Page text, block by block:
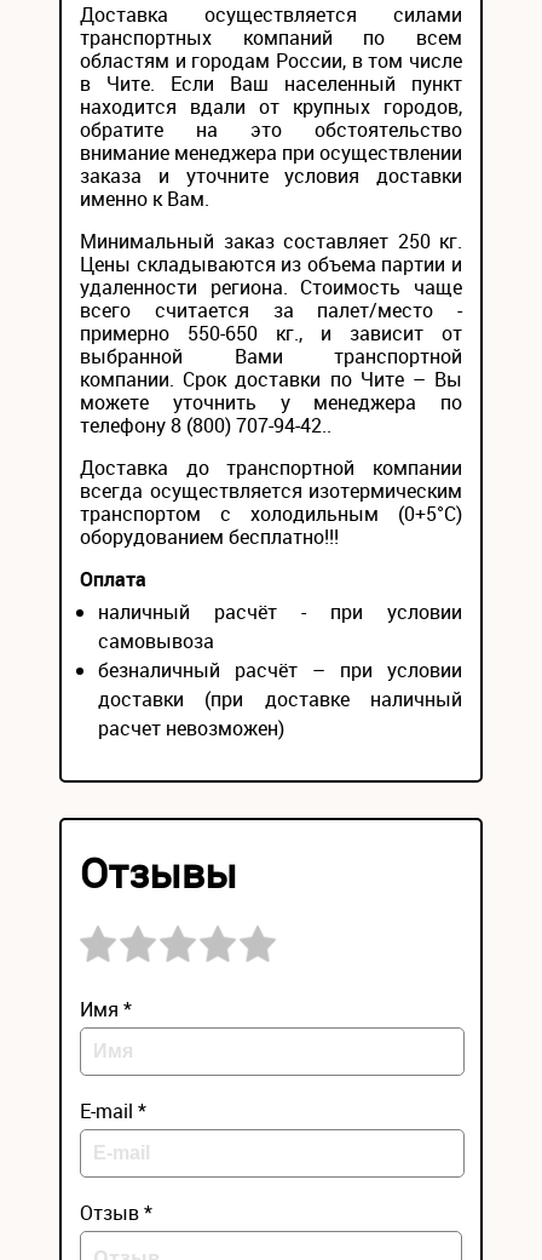
Доставка осуществляется силами
транспортных компаний по всем
областям и городам России, в том числе
в Чите. Если Ваш населенный пункт
находится вдали от крупных городов,
обратите на это обстоятельство
внимание менеджера при осуществлении
заказа и уточните условия доставки
именно к Вам.
Минимальный заказ составляет 250 кг.
Цены складываются из объема партии и
удаленности региона. Стоимость чаще
всего считается за палет/место -
примерно 550-650 кг., и зависит от
выбранной Вами транспортной
компании. Срок доставки по Чите – Вы
можете уточнить у менеджера по
телефону 8 (800) 707-94-42..
Доставка до транспортной компании
всегда осуществляется изотермическим
транспортом с холодильным (0+5°С)
оборудованием бесплатно!!!
Оплата
наличный расчёт - при условии
самовывоза
безналичный расчёт – при условии
доставки (при доставке наличный
расчет невозможен)
Отзывы
Имя *
E-mail *
Отзыв *